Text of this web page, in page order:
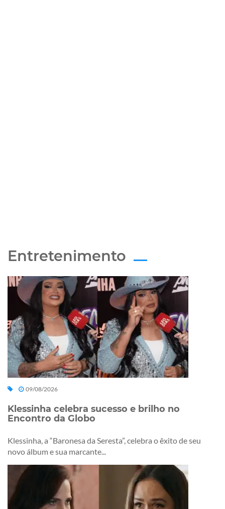
Entretenimento
09/08/2026
Klessinha celebra sucesso e brilho no
Encontro da Globo
Klessinha, a “Baronesa da Seresta”, celebra o êxito de seu
novo álbum e sua marcante...